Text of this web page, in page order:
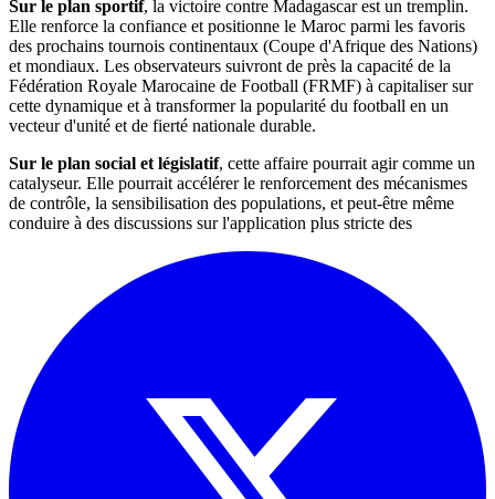
Sur le plan sportif, la victoire contre Madagascar est un tremplin.
Elle renforce la confiance et positionne le Maroc parmi les favoris
des prochains tournois continentaux (Coupe d'Afrique des Nations)
et mondiaux. Les observateurs suivront de près la capacité de la
Fédération Royale Marocaine de Football (FRMF) à capitaliser sur
cette dynamique et à transformer la popularité du football en un
vecteur d'unité et de fierté nationale durable.
Sur le plan social et législatif, cette affaire pourrait agir comme un
catalyseur. Elle pourrait accélérer le renforcement des mécanismes
de contrôle, la sensibilisation des populations, et peut-être même
conduire à des discussions sur l'application plus stricte des